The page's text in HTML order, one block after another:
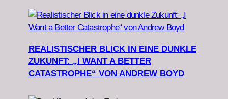
REALISTISCHER BLICK IN EINE DUNKLE
ZUKUNFT: „I WANT A BETTER
CATASTROPHE“ VON ANDREW BOYD